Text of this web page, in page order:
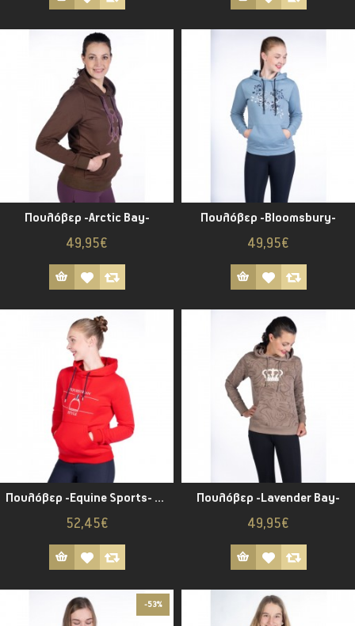
Πουλόβερ -Arctic Bay-
49,95€
Πουλόβερ -Bloomsbury-
49,95€
Πουλόβερ -Equine Sports- Style
52,45€
Πουλόβερ -Lavender Bay-
49,95€
-53%